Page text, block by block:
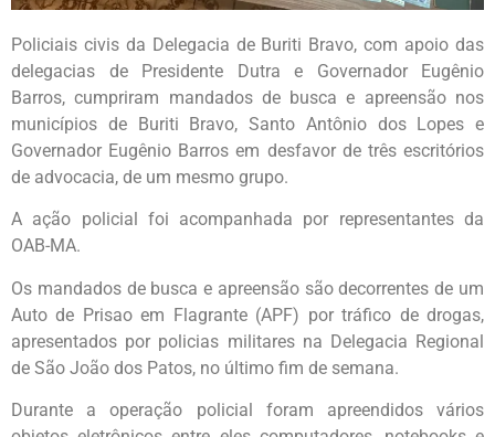
Policiais civis da Delegacia de Buriti Bravo, com apoio das
delegacias de Presidente Dutra e Governador Eugênio
Barros, cumpriram mandados de busca e apreensão nos
municípios de Buriti Bravo, Santo Antônio dos Lopes e
Governador Eugênio Barros em desfavor de três escritórios
de advocacia, de um mesmo grupo.
A ação policial foi acompanhada por representantes da
OAB-MA.
Os mandados de busca e apreensão são decorrentes de um
Auto de Prisao em Flagrante (APF) por tráfico de drogas,
apresentados por policias militares na Delegacia Regional
de São João dos Patos, no último fim de semana.
Durante a operação policial foram apreendidos vários